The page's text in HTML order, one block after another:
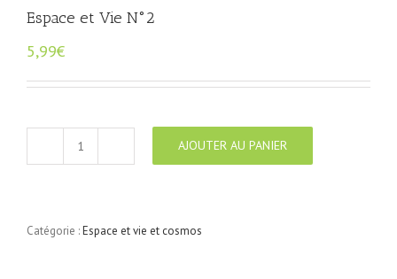
Espace et Vie N°2
5,99€
quantité
N°2
AJOUTER AU PANIER
Catégorie :Espace et vie et cosmos